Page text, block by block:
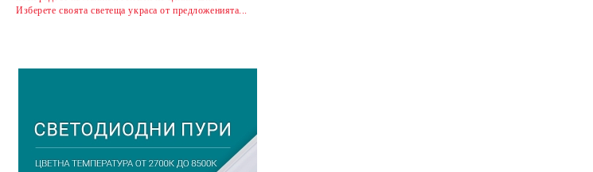
Изберете своята светеща украса от предложенията...